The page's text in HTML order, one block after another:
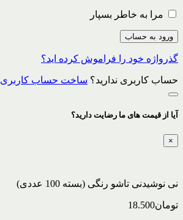
مرا به خاطر بسپار
ورود به حساب
گذرواژه خود را فراموش کرده اید؟
حساب کاربری ندارید؟ ساخت حساب کاربری
آیا از قیمت های ما رضایت دارید؟
×
نی نوشیدنی تاشو رنگی (بسته 100 عددی)
تومان18.500